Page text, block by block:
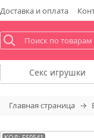
Доставкаи оплата
Секс игрушки
Главная страница